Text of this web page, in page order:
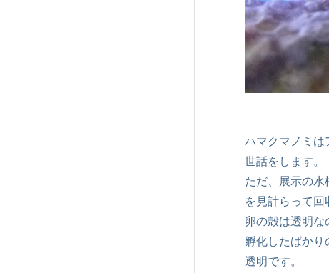
ハマクマノミは
世話をします。
ただ、展示の水
を見計らって回
卵の殻は透明な
孵化したばか
透明です。